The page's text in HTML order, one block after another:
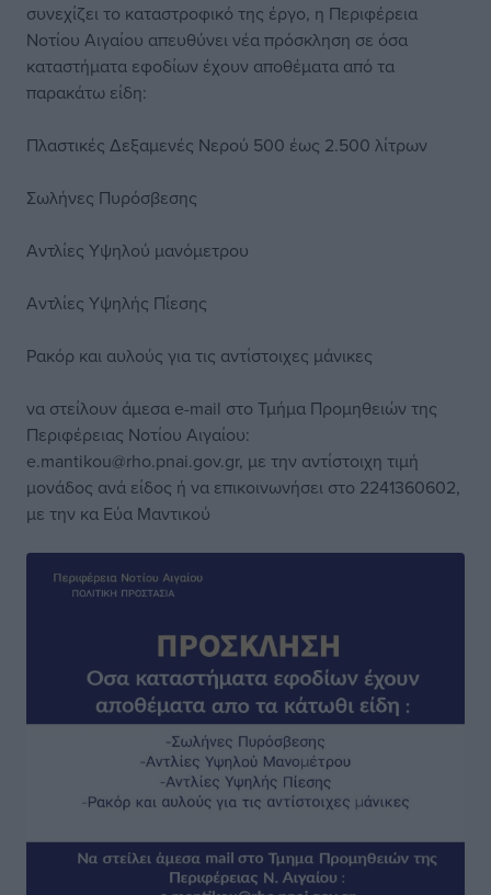
συνεχίζει το καταστροφικό της έργο, η Περιφέρεια
Νοτίου Αιγαίου απευθύνει νέα πρόσκληση σε όσα
καταστήματα εφοδίων έχουν αποθέματα από τα
παρακάτω είδη:
Πλαστικές Δεξαμενές Νερού 500 έως 2.500 λίτρων
Σωλήνες Πυρόσβεσης
Αντλίες Υψηλού μανόμετρου
Αντλίες Υψηλής Πίεσης
Ρακόρ και αυλούς για τις αντίστοιχες μάνικες
να στείλουν άμεσα e-mail στο Τμήμα Προμηθειών της
Περιφέρειας Νοτίου Αιγαίου:
e.mantikou@rho.pnai.gov.gr, με την αντίστοιχη τιμή
μονάδος ανά είδος ή να επικοινωνήσει στο 2241360602,
με την κα Εύα Μαντικού